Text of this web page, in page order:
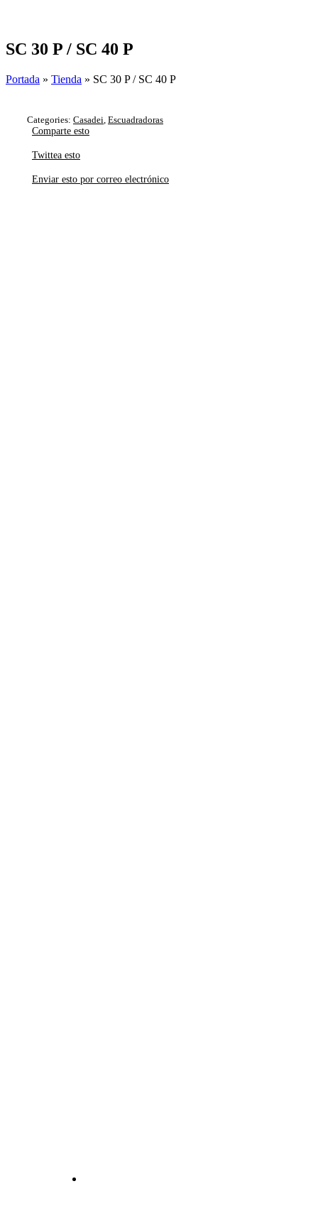
SC 30 P / SC 40 P
Portada » Tienda » SC 30 P / SC 40 P
Categories: Casadei Escuadradoras
Comparte esto
Twittea esto
Enviar esto por correo electrónico